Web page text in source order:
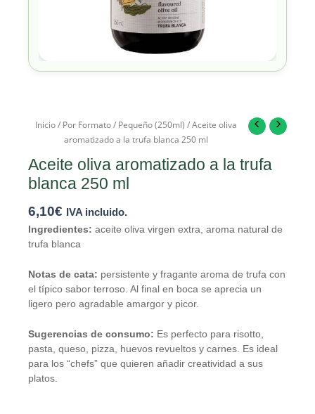
Inicio/ Por Formato/ Pequeño (250ml) / Aceite oliva
aromatizado a la trufa blanca 250 ml
Aceite oliva aromatizado a la trufa
blanca 250 ml
6,10€ IVA incluido.
Ingredientes: aceite oliva virgen extra, aroma natural de
trufa blanca
Notas de cata: persistente y fragante aroma de trufa con
el típico sabor terroso. Al final en boca se aprecia un
ligero pero agradable amargor y picor.
Sugerencias de consumo: Es perfecto para risotto,
pasta, queso, pizza, huevos revueltos y carnes. Es ideal
para los “chefs” que quieren añadir creatividad a sus
platos.